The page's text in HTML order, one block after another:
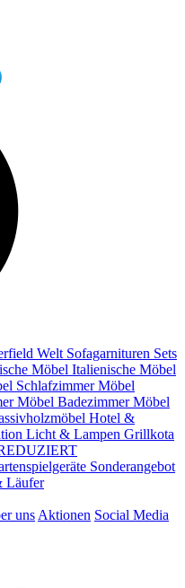
Welt Sofagarnituren Sets
Möbel Italienische Möbel
Schlafzimmer Möbel
Möbel Badezimmer Möbel
Hotel &
Licht & Lampen Grillkota
Sonderangebot
Läufer
uns Aktionen Social Media